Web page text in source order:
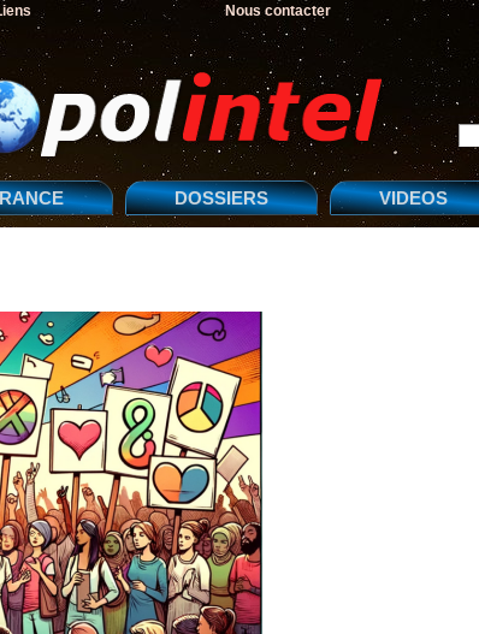
Nous contacter
DOSSIERS VIDEOS